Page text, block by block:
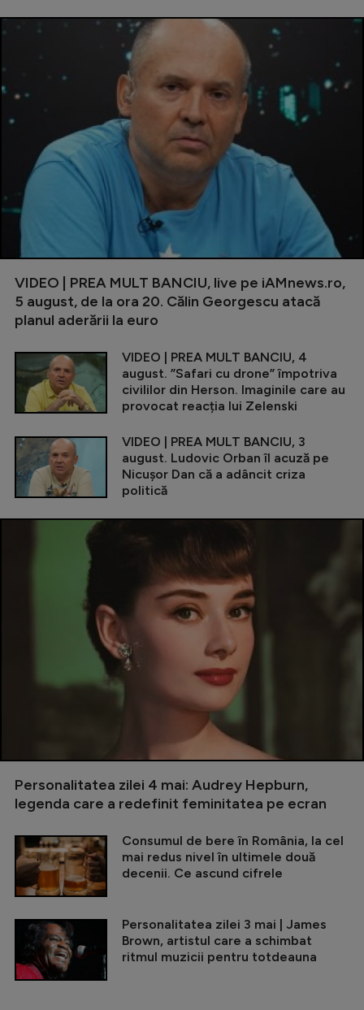
VIDEO | PREA MULT BANCIU, live pe iAMnews.ro,
5 august, de la ora 20. Călin Georgescu atacă
planul aderării la euro
VIDEO | PREA MULT BANCIU, 4
august. ”Safari cu drone” împotriva
civililor din Herson. Imaginile care au
provocat reacția lui Zelenski
VIDEO | PREA MULT BANCIU, 3
august. Ludovic Orban îl acuză pe
Nicușor Dan că a adâncit criza
politică
Personalitatea zilei 4 mai: Audrey Hepburn,
legenda care a redefinit feminitatea pe ecran
Consumul de bere în România, la cel
mai redus nivel în ultimele două
decenii. Ce ascund cifrele
Personalitatea zilei 3 mai | James
Brown, artistul care a schimbat
ritmul muzicii pentru totdeauna